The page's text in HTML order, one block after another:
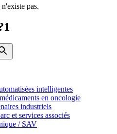
recherchez. Visitez le catalogue
notre portefeuille complet.
pas.
intelligentes
en oncologie
industriels
et services associés
/ SAV